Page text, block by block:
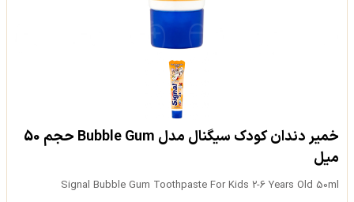
خمير دندان کودک سيگنال مدل Bubble Gum حجم 50
ميل
Signal Bubble Gum Toothpaste For Kids 2-6 Years Old 50ml